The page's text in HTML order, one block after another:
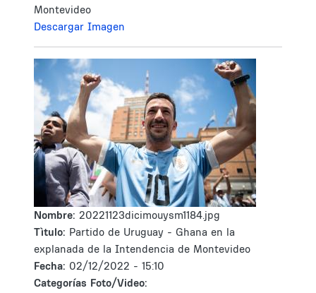
Montevideo
Descargar Imagen
Nombre: 20221123dicimouysm1184.jpg
Tìtulo: Partido de Uruguay - Ghana en la
explanada de la Intendencia de Montevideo
Fecha: 02/12/2022 - 15:10
Categorías Foto/Video: